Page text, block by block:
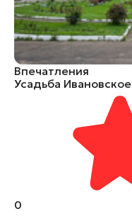
Впечатления
Усадьба Ивановское
0